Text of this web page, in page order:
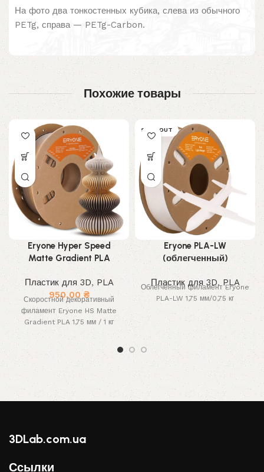
На фото два тонкостенных кубика, слева из обычного
PETg, справа — PETg-Carbon.
Похожие товары
Eryone Hyper Speed
Matte Gradient PLA
Пластик для 3D, PLA
950,00 ₴
Скоростной декоративный
филамент Eryone HS Matte
Gradient PLA 1,75 мм / 1 кг
SOLD OUT
Eryone PLA-LW
(облегченный)
Пластик для 3D, PLA
Облегченный филамент Eryone
PLA-LW 1,75 мм/0,75 кг
3DLab.com.ua
Ссылки